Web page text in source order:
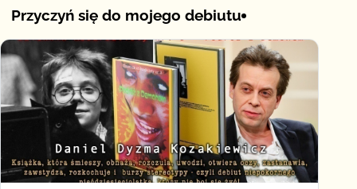
Przyczyń się do mojego debiutu